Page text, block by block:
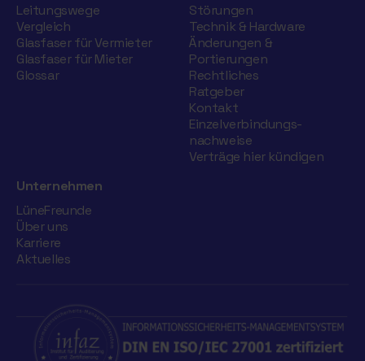
Leitungswege
Vergleich
Glasfaser für Vermieter
Glasfaser für Mieter
Glossar
Störungen
Technik & Hardware
Änderungen &
Portierungen
Rechtliches
Ratgeber
Kontakt
Einzelverbindungs­
nachweise
Verträge hier kündigen
Unternehmen
LüneFreunde
Über uns
Karriere
Aktuelles